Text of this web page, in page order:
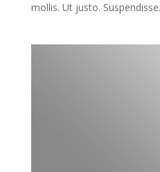
mollis. Ut justo.